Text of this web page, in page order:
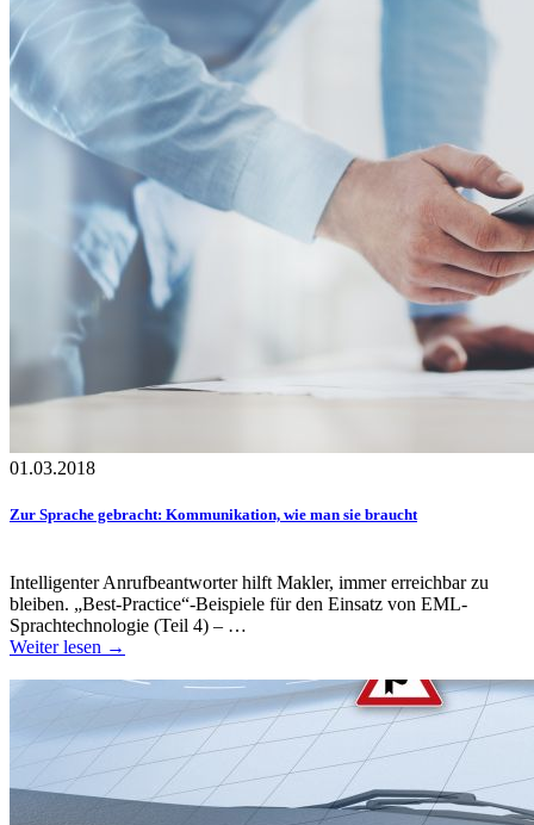
01.03.2018
Zur Sprache gebracht: Kommunikation, wie man sie braucht
Intelligenter Anrufbeantworter hilft Makler, immer erreichbar zu
bleiben. „Best-Practice“-Beispiele für den Einsatz von EML-
Sprachtechnologie (Teil 4) – …
Weiter lesen →